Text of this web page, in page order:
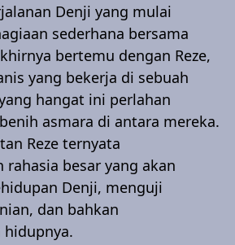
Denji yang mulai
sederhana bersama
bertemu dengan Reze,
yang bekerja di sebuah
hangat ini perlahan
asmara di antara mereka.
Reze ternyata
rahasia besar yang akan
Denji, menguji
dan bahkan
hidupnya.